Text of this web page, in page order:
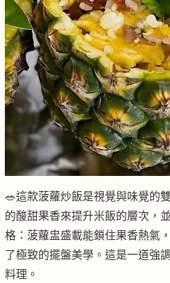
🥗這款菠蘿炒飯是視覺與味覺的
的酸甜果香來提升米飯的層次，
格：菠蘿盅盛載能鎖住果香熱氣
了極致的擺盤美學。這是一道強
料理。